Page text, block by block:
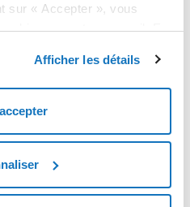
sur « Accepter », vous
sur votre appareil. En
Afficher les détails